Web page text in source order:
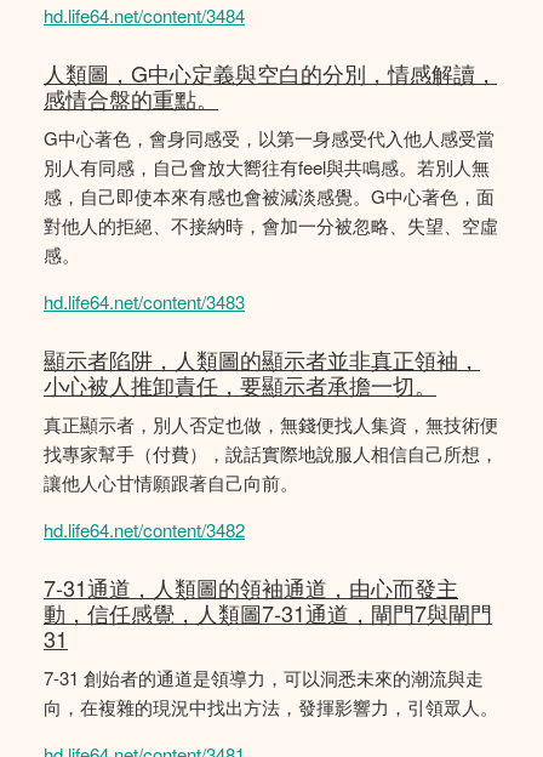
hd.life64.net/content/3484
人類圖，G中心定義與空白的分別，情感解讀，
感情合盤的重點。
G中心著色，會身同感受，以第一身感受代入他人感受當
別人有同感，自己會放大嚮往有feel與共鳴感。若別人無
感，自己即使本來有感也會被減淡感覺。G中心著色，面
對他人的拒絕、不接納時，會加一分被忽略、失望、空虛
感。
hd.life64.net/content/3483
顯示者陷阱，人類圖的顯示者並非真正領袖，
小心被人推卸責任，要顯示者承擔一切。
真正顯示者，別人否定也做，無錢便找人集資，無技術便
找專家幫手（付費），說話實際地說服人相信自己所想，
讓他人心甘情願跟著自己向前。
hd.life64.net/content/3482
7-31通道，人類圖的領袖通道，由心而發主
動，信任感覺，人類圖7-31通道，閘門7與閘門
31
7-31 創始者的通道是領導力，可以洞悉未來的潮流與走
向，在複雜的現況中找出方法，發揮影響力，引領眾人。